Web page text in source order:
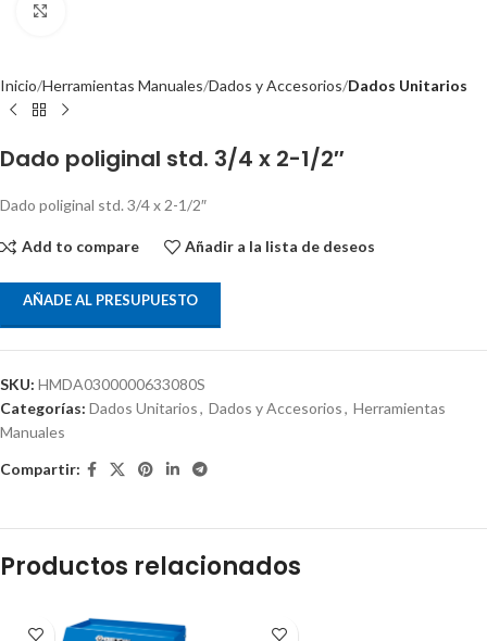
Inicio Herramientas Manuales Dados y Accesorios Dados Unitarios
Dado poliginal std. 3/4 x 2-1/2″
Dado poliginal std. 3/4 x 2-1/2″
Add to compare Añadir a la lista de deseos
AÑADE AL PRESUPUESTO
SKU: HMDA0300000633080S
Categorías: Dados Unitarios, Dados y Accesorios, Herramientas
Manuales
Compartir:
Productos relacionados